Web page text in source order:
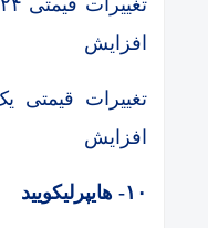
افزایش
افزایش
۱۰- هایپرلیکویید